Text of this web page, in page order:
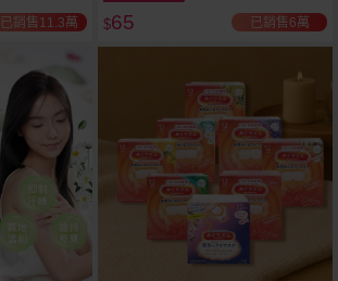
已銷售11.3萬 $65 已銷售6萬